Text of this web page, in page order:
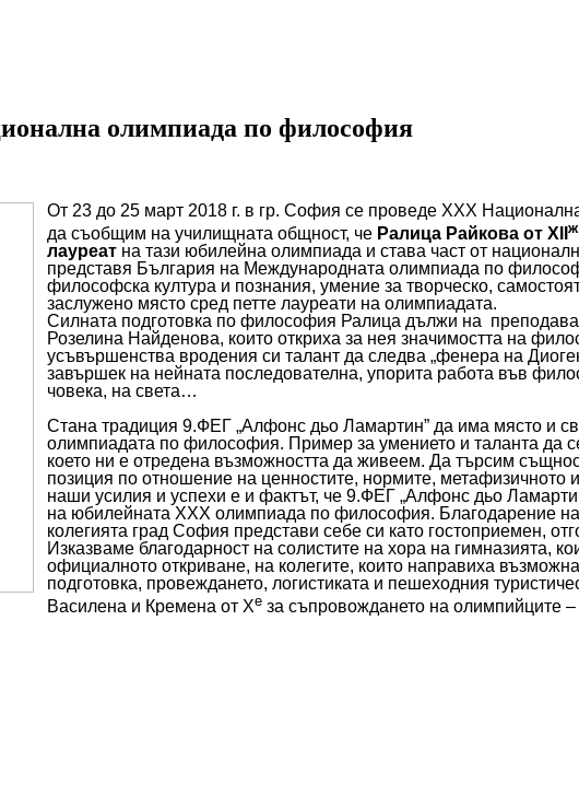
олимпиада по философия
От 23 до 25 март 2018 г. в гр. София се проведе ХХХ
да съобщим на училищната общност, че Ралица Райкова от XII ж
лауреат на тази юбилейна олимпиада и става част от
представя България на Международната олимпиада по
философска култура и познания, умение за творческо,
заслужено място сред петте лауреати на олимпиадата.
Силната подготовка по философия Ралица дължи на
Розелина Найденова, които откриха за нея значимостта на
усъвършенства вродения си талант да следва „фенера на
завършек на нейната последователна, упорита работа във
човека, на света…
Стана традиция 9.ФЕГ „Алфонс дьо Ламартин” да има място и
олимпиадата по философия. Пример за умението и таланта да
което ни е отредена възможността да живеем. Да търсим
позиция по отношение на ценностите, нормите, метафизичното
наши усилия и успехи е и фактът, че 9.ФЕГ „Алфонс дьо
на юбилейната XXX олимпиада по философия. Благодарение
колегията град София представи себе си като гостоприемен,
Изказваме благодарност на солистите на хора на гимназията,
официалното откриване, на колегите, които направиха възможна
подготовка, провеждането, логистиката и пешеходния
Василена и Кремена от Xе за съпровождането на олимпийците